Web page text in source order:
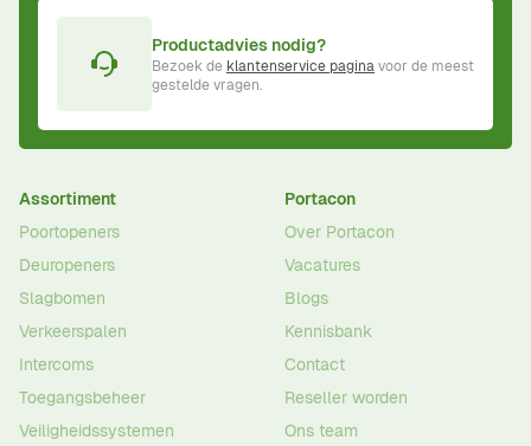
Productadvies nodig?
Bezoek de klantenservice paginavoor de meest
gestelde vragen.
Assortiment
Poortopeners
Deuropeners
Slagbomen
Verkeerspalen
Intercoms
Toegangsbeheer
Veiligheidssystemen
Portacon
Over Portacon
Vacatures
Blogs
Kennisbank
Contact
Reseller worden
Ons team